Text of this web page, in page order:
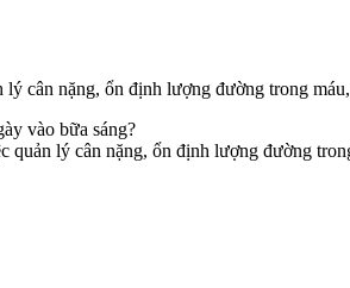
cân nặng, ổn định lượng đường trong
quản lý cân nặng, ổn định lượng đường